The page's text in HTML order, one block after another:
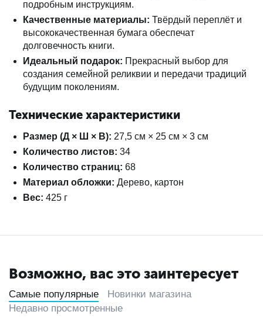
подробным инструкциям.
Качественные материалы: Твёрдый переплёт и
высококачественная бумага обеспечат
долговечность книги.
Идеальный подарок: Прекрасный выбор для
создания семейной реликвии и передачи традиций
будущим поколениям.
Технические характеристики
Размер (Д × Ш × В): 27,5 см × 25 см × 3 см
Количество листов: 34
Количество страниц: 68
Материал обложки: Дерево, картон
Вес: 425 г
Возможно, вас это заинтересует
Самые популярные
Новинки магазина
Недавно просмотренные